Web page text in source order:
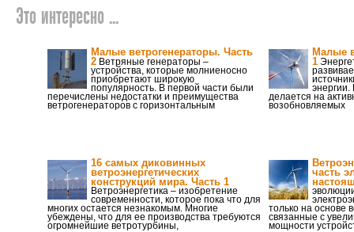
Это интересно ...
Малые ветрогенераторы. Часть
2 Ветряные генераторы –
устройства, которые молниеносно
приобретают широкую
популярность. В первой части были
перечислены недостатки и преимущества
ветрогенераторов с горизонтальным
Малые
1
делается на
возобновляемых
16 самых диковинных
ветроэнергетических
конструкций мира. Часть 1
Ветроэнергетика – изобретение
современности, которое пока что для
многих остается незнакомым. Многие
убеждены, что для ее производства требуются
огромнейшие ветротурбины,
часть
только на основе
связанные с
мощности